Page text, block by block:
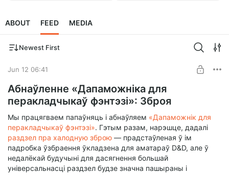
ABOUT FEED MEDIA
Newest First
Jun 12 06:41
Абнаўленне «Дапаможніка для
перакладчыкаў фэнтэзі»: Зброя
Мы працягваем папаўняць і абнаўляем «Дапаможнік для
перакладчыкаў фэнтэзі». Гэтым разам, нарэшце, дадалі
раздзел пра халодную зброю — прадстаўленая ў ім
падробка ўзбраення ўкладзена для аматараў D&D, але ў
недалёкай будучыні для дасягнення большай
універсальнасці раздзел будзе значна пашыраны і